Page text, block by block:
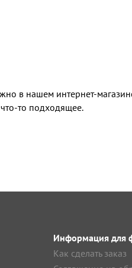
в нашем интернет-
то подходящее.
Информация для
Как сделать заказ